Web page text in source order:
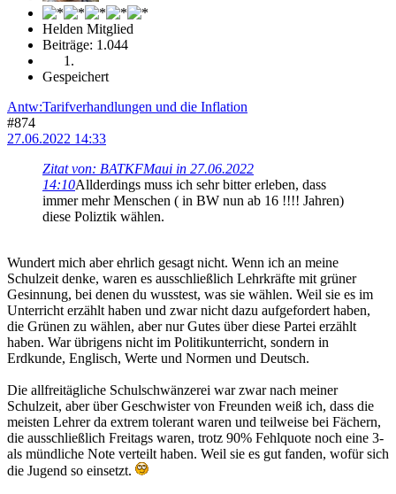
Helden Mitglied
Beiträge: 1.044
Gespeichert
Antw:Tarifverhandlungen und die Inflation
#874
27.06.2022 14:33
Zitat von: BATKFMaui in 27.06.2022
14:10Allderdings muss ich sehr bitter erleben, dass
immer mehr Menschen ( in BW nun ab 16 !!!! Jahren)
diese Poliztik wählen.
Wundert mich aber ehrlich gesagt nicht. Wenn ich an meine
Schulzeit denke, waren es ausschließlich Lehrkräfte mit grüner
Gesinnung, bei denen du wusstest, was sie wählen. Weil sie es im
Unterricht erzählt haben und zwar nicht dazu aufgefordert haben,
die Grünen zu wählen, aber nur Gutes über diese Partei erzählt
haben. War übrigens nicht im Politikunterricht, sondern in
Erdkunde, Englisch, Werte und Normen und Deutsch.
Die allfreitägliche Schulschwänzerei war zwar nach meiner
Schulzeit, aber über Geschwister von Freunden weiß ich, dass die
meisten Lehrer da extrem tolerant waren und teilweise bei Fächern,
die ausschließlich Freitags waren, trotz 90% Fehlquote noch eine 3-
als mündliche Note verteilt haben. Weil sie es gut fanden, wofür sich
die Jugend so einsetzt.